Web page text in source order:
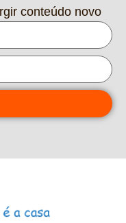
conteúdo novo